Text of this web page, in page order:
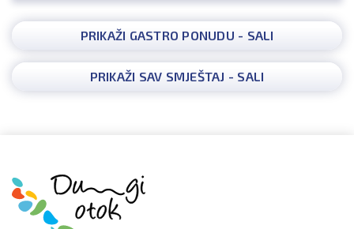
PRIKAŽI GASTRO PONUDU - SALI
PRIKAŽI SAV SMJEŠTAJ - SALI